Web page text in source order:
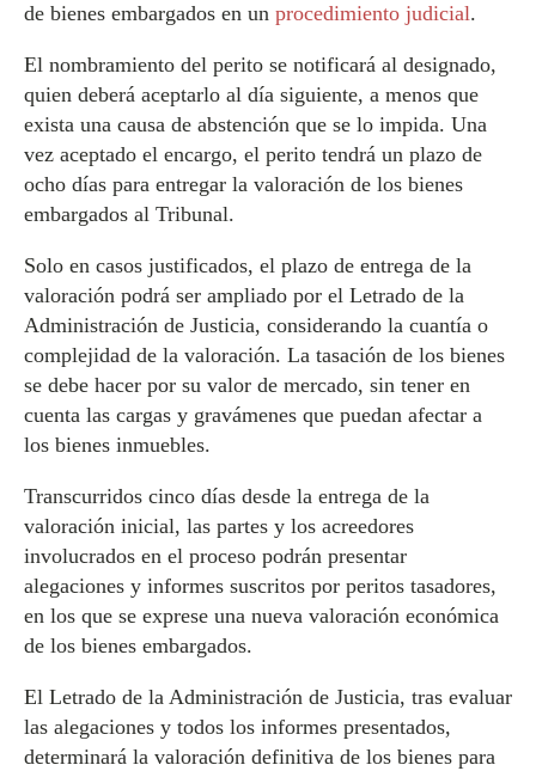
de bienes embargados en un procedimiento judicial.
El nombramiento del perito se notificará al designado,
quien deberá aceptarlo al día siguiente, a menos que
exista una causa de abstención que se lo impida. Una
vez aceptado el encargo, el perito tendrá un plazo de
ocho días para entregar la valoración de los bienes
embargados al Tribunal.
Solo en casos justificados, el plazo de entrega de la
valoración podrá ser ampliado por el Letrado de la
Administración de Justicia, considerando la cuantía o
complejidad de la valoración. La tasación de los bienes
se debe hacer por su valor de mercado, sin tener en
cuenta las cargas y gravámenes que puedan afectar a
los bienes inmuebles.
Transcurridos cinco días desde la entrega de la
valoración inicial, las partes y los acreedores
involucrados en el proceso podrán presentar
alegaciones y informes suscritos por peritos tasadores,
en los que se exprese una nueva valoración económica
de los bienes embargados.
El Letrado de la Administración de Justicia, tras evaluar
las alegaciones y todos los informes presentados,
determinará la valoración definitiva de los bienes para